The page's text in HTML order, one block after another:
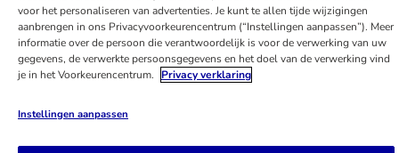
Klantenservice Algemene voorwaarden DSA
Impressum
Herroepingsformulier
Privacyverklaring
Opt-out
Nieuwsbrief
Verzendkosten & levertijd
Betalingmethodes
Voordelen
Toegankelijkheidsverklaring
bitiba GmbH2026
voor het personaliseren van advertenties. Je kunt te allen tijde wijzigingen
aanbrengen in ons Privacyvoorkeurencentrum (“Instellingen aanpassen”). Meer
informatie over de persoon die verantwoordelijk is voor de verwerking van uw
gegevens, de verwerkte persoonsgegevens en het doel van de verwerking vind
je in het Voorkeurencentrum.
Privacy verklaring
Instellingen aanpassen